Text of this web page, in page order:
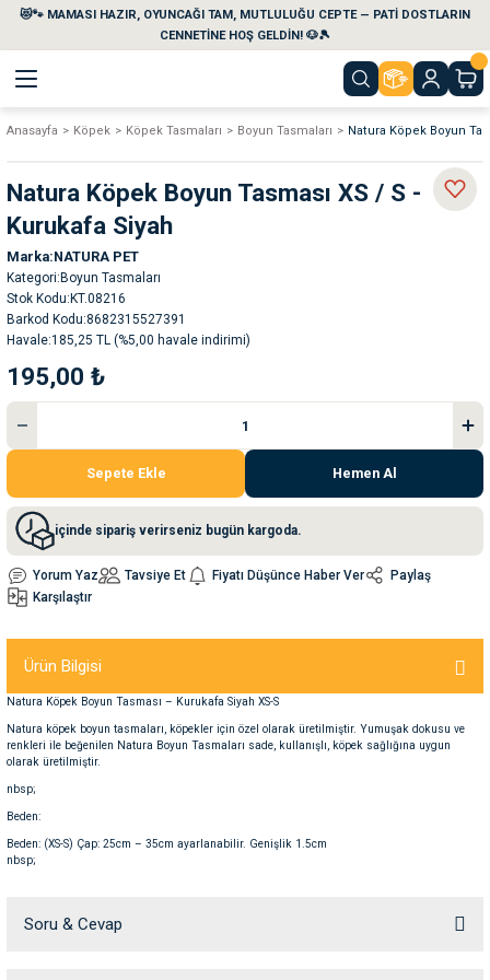
😻🐾 MAMASI HAZIR, OYUNCAĞI TAM, MUTLULUĞU CEPTE — PATİ DOSTLARIN
CENNETİNE HOŞ GELDİN! 🐶🎾
Geri Dön
Geri Dön
Temizlik Ürünleri
Geri Dön
Geri Dön
Geri Dön
Geri Dön
Anasayfa Köpek Köpek Tasmaları Boyun Tasmaları Natura Köpek Boyun
Natura Köpek Boyun Tasması XS / S -
Kurukafa Siyah
Marka NATURA PET
Kategori Boyun Tasmaları
Stok Kodu KT.08216
Barkod Kodu 8682315527391
Havale 185,25 TL (%5,00 havale indirimi)
195,00 ₺
Sepete Ekle Hemen Al
içinde sipariş verirseniz bugün kargoda.
Yorum Yaz Tavsiye Et Fiyatı Düşünce Haber Ver
Paylaş
Karşılaştır
Ürün Bilgisi
Natura Köpek Boyun Tasması – Kurukafa Siyah XS-S
Natura köpek boyun tasmaları, köpekler için özel olarak üretilmiştir. Yumuşak dokusu ve
renkleri ile beğenilen Natura Boyun Tasmaları sade, kullanışlı, köpek sağlığına uygun
olarak üretilmiştir.
nbsp;
Beden:
Beden: (XS-S) Çap: 25cm – 35cm ayarlanabilir. Genişlik 1.5cm
nbsp;
Soru & Cevap